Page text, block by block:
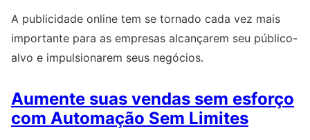
A publicidade online tem se tornado cada vez mais
importante para as empresas alcançarem seu público-
alvo e impulsionarem seus negócios.
Aumente suas vendas sem esforço
com Automação Sem Limites